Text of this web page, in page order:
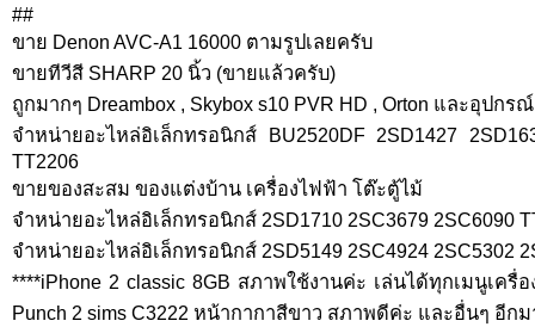
##
ขาย Denon AVC-A1 16000 ตามรูปเลยครับ
ขายทีวีสี SHARP 20 นิ้ว (ขายแล้วครับ)
ถูกมากๆ Dreambox , Skybox s10 PVR HD , Orton และอุปก
จำหน่ายอะไหล่อิเล็กทรอนิกส์ BU2520DF 2SD1427
TT2206
ขายของสะสม ของแต่งบ้าน เครื่องไฟฟ้า โต๊ะตู้ไม้
จำหน่ายอะไหล่อิเล็กทรอนิกส์ 2SD1710 2SC3679 2SC6090
จำหน่ายอะไหล่อิเล็กทรอนิกส์ 2SD5149 2SC4924 2SC5302
****iPhone 2 classic 8GB สภาพใช้งานค่ะ เล่นได้ทุกเมนูเครื่
Punch 2 sims C3222 หน้ากากาสีขาว สภาพดีค่ะ และอื่นๆ อีก